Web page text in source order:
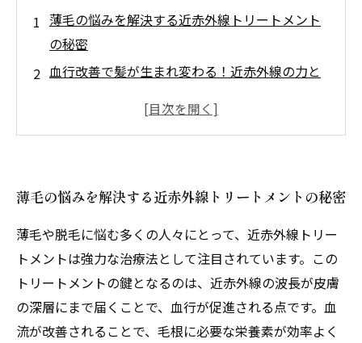
薄毛の悩みを解決する近赤外線トリートメント
の秘密
血行改善で髪が生まれ変わる！近赤外線の力と
実践者の声：近赤外線トリートメントの驚きの
のステップ
薄毛に悩むあなたへ。近赤外線トリートメント
の可能性
治療法を知り、育毛を進めよう！近赤外線トリ
ートメントのメリット
髪の悩みを根本から解決する近赤外線トリート
薄毛の悩みを解決する近赤外線トリートメントの秘密
薄毛や脱毛に悩む多くの人々にとって、近赤外線トリー
トメントは強力な治療法として注目されています。この
トリートメントの鍵となるのは、近赤外線の波長が皮膚
の深層にまで届くことで、血行が促進される点です。血
流が改善されることで、毛根に必要な栄養素が効率よく